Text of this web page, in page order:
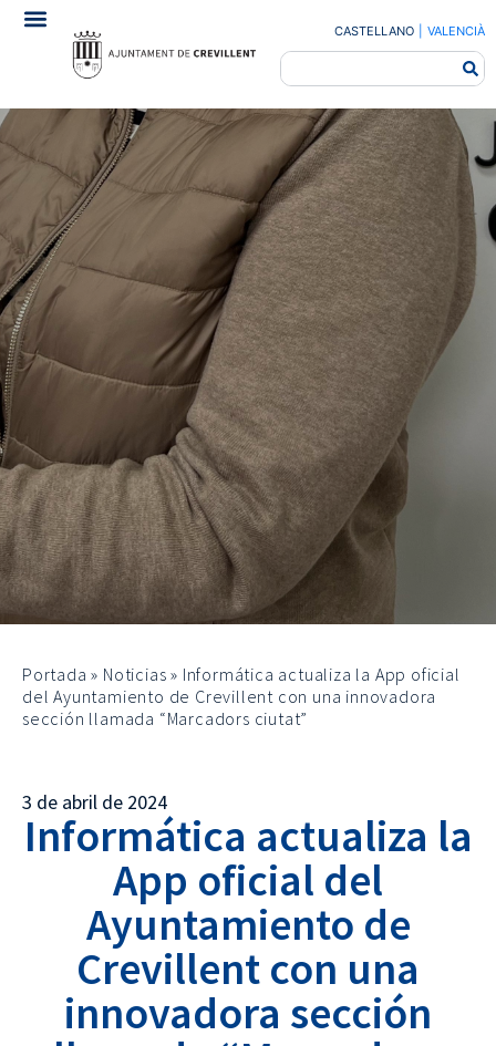
CASTELLANO VALENCIÀ
Portada » Noticias » Informática actualiza la App oficial
del Ayuntamiento de Crevillent con una innovadora
sección llamada “Marcadors ciutat”
3 de abril de 2024
Informática actualiza la
App oficial del
Ayuntamiento de
Crevillent con una
innovadora sección